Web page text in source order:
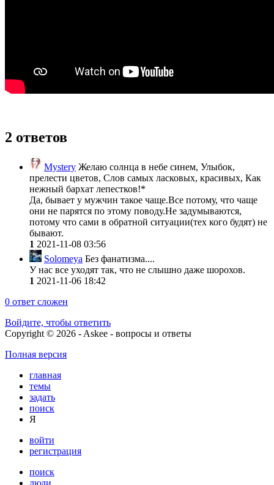
2 ответов
Mystery Желаю солнца в небе синем, Улыбок,
прелести цветов, Слов самых ласковых, красивых, Как
нежный бархат лепестков!*
Да, бывает у мужчин такое чаще.Все потому, что чаще
они не парятся по этому поводу.Не задумываются,
потому что сами в обратной ситуации(тех кого будят) не
бывают.
1 2021-11-08 03:56
Solomeya Без фанатизма....
У нас все уходят так, что не слышно даже шорохов.
1 2021-11-06 18:42
0 ответ сложен
Войдите, чтобы ответить
Copyright © 2026 - Askee - вопросы и ответы
Полная версия
главная
темы
задать
поиск
Я
войти
регистрация
поиск
люди